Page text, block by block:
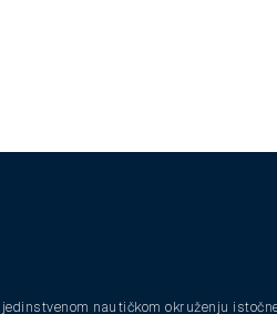
nautičkom okruženju